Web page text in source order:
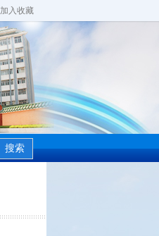
加入收藏
搜索